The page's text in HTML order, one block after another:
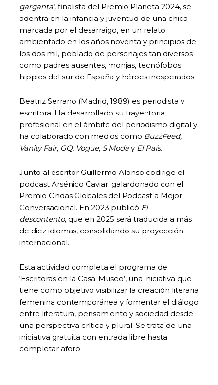
garganta’, finalista del Premio Planeta 2024, se
adentra en la infancia y juventud de una chica
marcada por el desarraigo, en un relato
ambientado en los años noventa y principios de
los dos mil, poblado de personajes tan diversos
como padres ausentes, monjas, tecnófobos,
hippies del sur de España y héroes inesperados.
Beatriz Serrano (Madrid, 1989) es periodista y
escritora. Ha desarrollado su trayectoria
profesional en el ámbito del periodismo digital y
ha colaborado con medios como BuzzFeed,
Vanity Fair, GQ, Vogue, S Moda y El País.
Junto al escritor Guillermo Alonso codirige el
podcast Arsénico Caviar, galardonado con el
Premio Ondas Globales del Podcast a Mejor
Conversacional. En 2023 publicó El
descontento, que en 2025 será traducida a más
de diez idiomas, consolidando su proyección
internacional.
Esta actividad completa el programa de
‘Escritoras en la Casa-Museo’, una iniciativa que
tiene como objetivo visibilizar la creación literaria
femenina contemporánea y fomentar el diálogo
entre literatura, pensamiento y sociedad desde
una perspectiva crítica y plural. Se trata de una
iniciativa gratuita con entrada libre hasta
completar aforo.